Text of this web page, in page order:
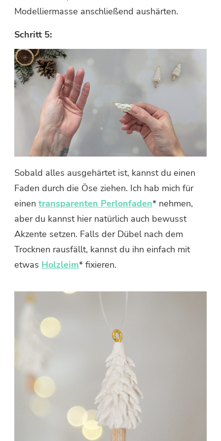
Modelliermasse anschließend aushärten.
Schritt 5:
Sobald alles ausgehärtet ist, kannst du einen
Faden durch die Öse ziehen. Ich hab mich für
einen transparenten Perlonfaden* nehmen,
aber du kannst hier natürlich auch bewusst
Akzente setzen. Falls der Dübel nach dem
Trocknen rausfällt, kannst du ihn einfach mit
etwas Holzleim* fixieren.